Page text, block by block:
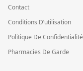
Contact
Conditions D’utilisation
Politique De Confidentialité
Pharmacies De Garde